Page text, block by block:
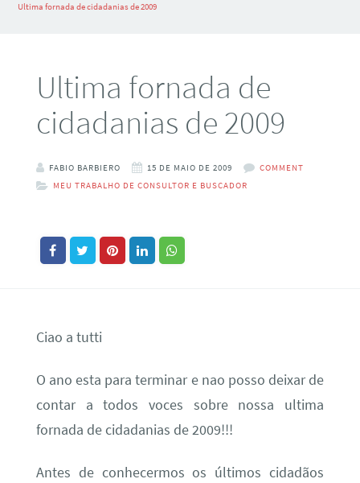
Ultima fornada de cidadanias de 2009
Ultima fornada de
cidadanias de 2009
FABIO BARBIERO 15 DE MAIO DE 2009
COMMENT
MEU TRABALHO DE CONSULTOR E BUSCADOR
Ciao a tutti
O ano esta para terminar e nao posso deixar de
contar a todos voces sobre nossa ultima
fornada de cidadanias de 2009!!!
Antes de conhecermos os últimos cidadãos